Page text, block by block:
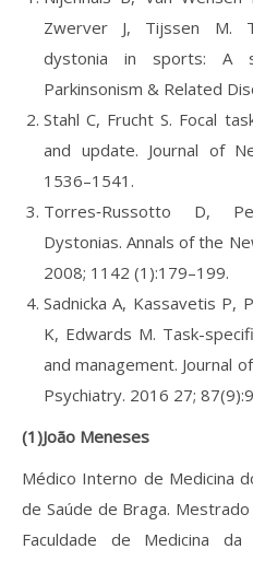
Zwerver J, Tijssen M.
dystonia in sports: A
Parkinsonism & Related
Stahl C, Frucht S. Focal
and update. Journal of
1536–1541.
Torres‐Russotto D,
Dystonias. Annals of the
2008; 1142 (1):179–199.
Sadnicka A, Kassavetis P,
K, Edwards M. Task-
and management. Journal
Psychiatry. 2016 27;
(1)João Meneses
Médico Interno de Medicina
de Saúde de Braga.
Faculdade de Medicina da